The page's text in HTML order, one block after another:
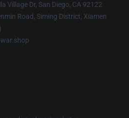
Village Dr, San Diego, CA 92122
Road, Siming District, Xiamen